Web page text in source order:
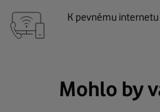
K pevnému internetu
Mohlo by